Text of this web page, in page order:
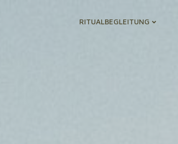
RITUALBEGLEITUNG